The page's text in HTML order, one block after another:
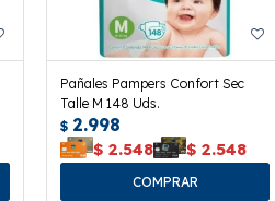
Pañales Pampers Confort Sec
Talle M 148 Uds.
$ 2.998
$ 2.548 $ 2.548